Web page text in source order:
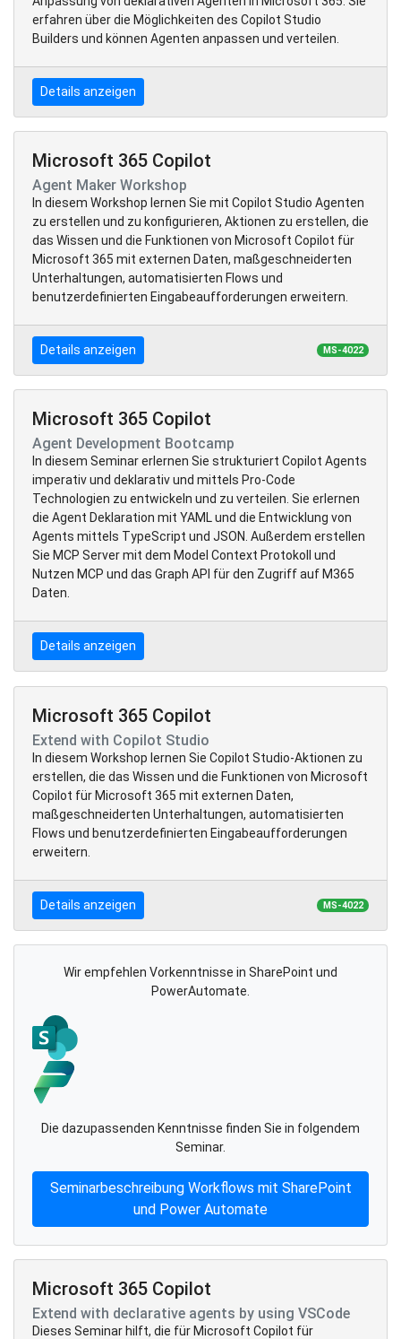
erfahren über die Möglichkeiten des Copilot Studio
Builders und können Agenten anpassen und verteilen.
Details anzeigen
Microsoft 365 Copilot
Agent Maker Workshop
In diesem Workshop lernen Sie mit Copilot Studio Agenten
zu erstellen und zu konfigurieren, Aktionen zu erstellen, die
das Wissen und die Funktionen von Microsoft Copilot für
Microsoft 365 mit externen Daten, maßgeschneiderten
Unterhaltungen, automatisierten Flows und
benutzerdefinierten Eingabeaufforderungen erweitern.
Details anzeigen MS-4022
Microsoft 365 Copilot
Agent Development Bootcamp
In diesem Seminar erlernen Sie strukturiert Copilot Agents
imperativ und deklarativ und mittels Pro-Code
Technologien zu entwickeln und zu verteilen. Sie erlernen
die Agent Deklaration mit YAML und die Entwicklung von
Agents mittels TypeScript und JSON. Außerdem erstellen
Sie MCP Server mit dem Model Context Protokoll und
Nutzen MCP und das Graph API für den Zugriff auf M365
Daten.
Details anzeigen
Microsoft 365 Copilot
Extend with Copilot Studio
In diesem Workshop lernen Sie Copilot Studio-Aktionen zu
erstellen, die das Wissen und die Funktionen von Microsoft
Copilot für Microsoft 365 mit externen Daten,
maßgeschneiderten Unterhaltungen, automatisierten
Flows und benutzerdefinierten Eingabeaufforderungen
erweitern.
Details anzeigen MS-4022
Wir empfehlen Vorkenntnisse in SharePoint und
PowerAutomate.
Die dazupassenden Kenntnisse finden Sie in folgendem
Seminar.
Seminarbeschreibung Workflows mit SharePoint
und Power Automate
Microsoft 365 Copilot
Extend with declarative agents by using VSCode
Dieses Seminar hilft, die für Microsoft Copilot für